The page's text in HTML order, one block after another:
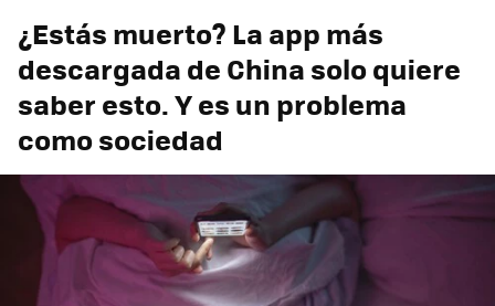
¿Estás muerto? La app más
descargada de China solo quiere
saber esto. Y es un problema
como sociedad